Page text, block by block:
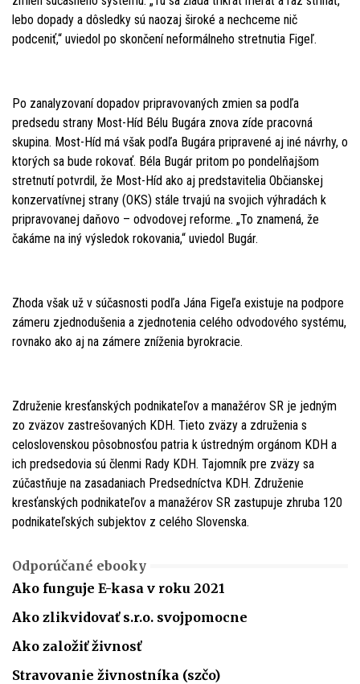
lebo dopady a dôsledky sú naozaj široké a nechceme nič
podceniť,“ uviedol po skončení neformálneho stretnutia Figeľ.
Po zanalyzovaní dopadov pripravovaných zmien sa podľa
predsedu strany Most-Híd Bélu Bugára znova zíde pracovná
skupina. Most-Híd má však podľa Bugára pripravené aj iné návrhy, o
ktorých sa bude rokovať. Béla Bugár pritom po pondelňajšom
stretnutí potvrdil, že Most-Híd ako aj predstavitelia Občianskej
konzervatívnej strany (OKS) stále trvajú na svojich výhradách k
pripravovanej daňovo – odvodovej reforme. „To znamená, že
čakáme na iný výsledok rokovania,“ uviedol Bugár.
Zhoda však už v súčasnosti podľa Jána Figeľa existuje na podpore
zámeru zjednodušenia a zjednotenia celého odvodového systému,
rovnako ako aj na zámere zníženia byrokracie.
Združenie kresťanských podnikateľov a manažérov SR je jedným
zo zväzov zastrešovaných KDH. Tieto zväzy a združenia s
celoslovenskou pôsobnosťou patria k ústredným orgánom KDH a
ich predsedovia sú členmi Rady KDH. Tajomník pre zväzy sa
zúčastňuje na zasadaniach Predsedníctva KDH. Združenie
kresťanských podnikateľov a manažérov SR zastupuje zhruba 120
podnikateľských subjektov z celého Slovenska.
Odporúčané ebooky
Ako funguje E-kasa v roku 2021
Ako zlikvidovať s.r.o. svojpomocne
Ako založiť živnosť
Stravovanie živnostníka (szčo)